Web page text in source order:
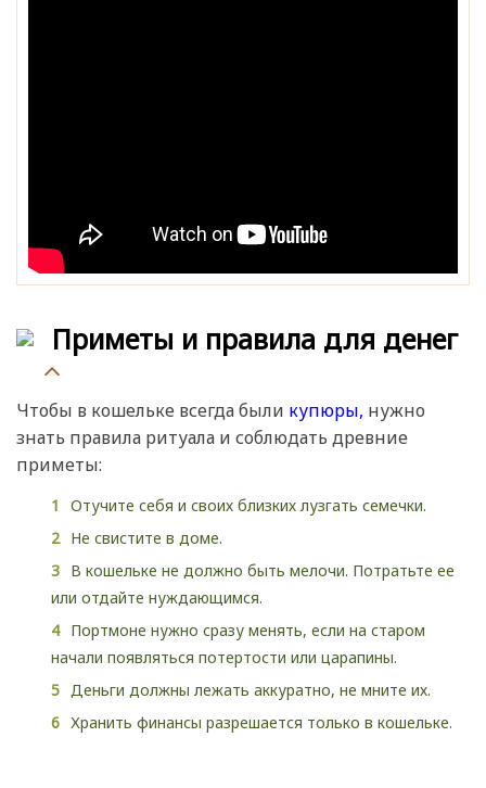
Приметы и правила для денег
Чтобы в кошельке всегда были купюры, нужно
знать правила ритуала и соблюдать древние
приметы:
Отучите себя и своих близких лузгать семечки.
Не свистите в доме.
В кошельке не должно быть мелочи. Потратьте ее
или отдайте нуждающимся.
Портмоне нужно сразу менять, если на старом
начали появляться потертости или царапины.
Деньги должны лежать аккуратно, не мните их.
Хранить финансы разрешается только в кошельке.